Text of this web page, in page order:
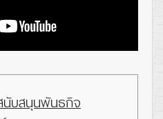
นับสนุนพันธกิจ